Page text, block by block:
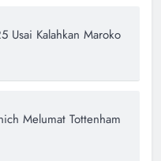
Usai Kalahkan Maroko
Melumat Tottenham